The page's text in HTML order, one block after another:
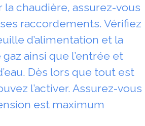
la chaudière, assurez-vous
raccordements. Vérifiez
d’alimentation et la
ainsi que l’entrée et
Dès lors que tout est
l’activer. Assurez-vous
est maximum